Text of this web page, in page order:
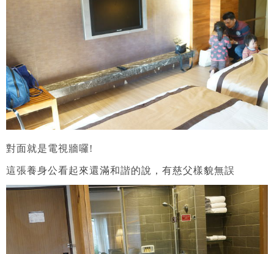
對面就是電視牆囉!
這張養身公看起來還滿和諧的說，有慈父樣貌無誤